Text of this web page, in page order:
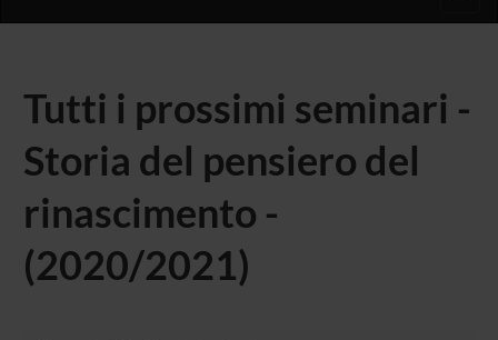
Tutti i prossimi seminari -
Storia del pensiero del
rinascimento -
(2020/2021)